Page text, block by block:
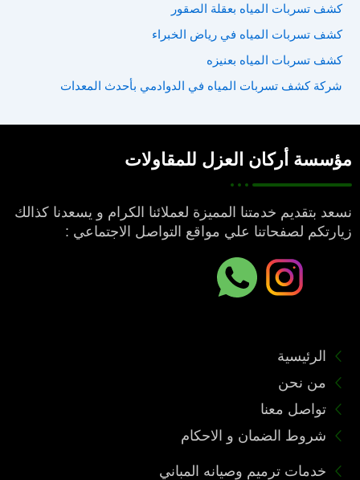
ع
ن
:
كشف تسربات المياه بعقلة الصقور
كشف تسربات المياه في رياض الخبراء
كشف تسربات المياه بعنيزه
شركة كشف تسربات المياه في الدوادمي بأحدث المعدات
مؤسسة أركان العزل للمقاولات
نسعد بتقديم خدمتنا المميزة لعملائنا الكرام و يسعدنا كذالك
زيارتكم لصفحاتنا علي مواقع التواصل الاجتماعي :
c
e
b
الرئيسية
من نحن
تواصل معنا
شروط الضمان و الاحكام
خدمات ترميم وصيانه المباني